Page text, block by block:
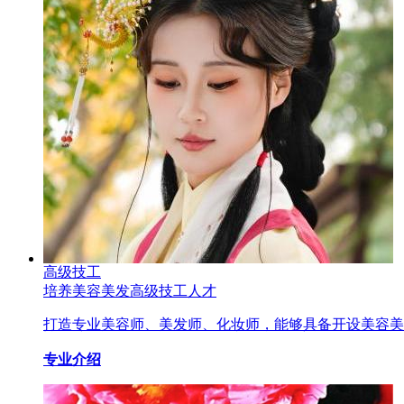
高级技工
培养美容美发高级技工人才
打造专业美容师、美发师、化妆师，能够具备开设美容
专业介绍